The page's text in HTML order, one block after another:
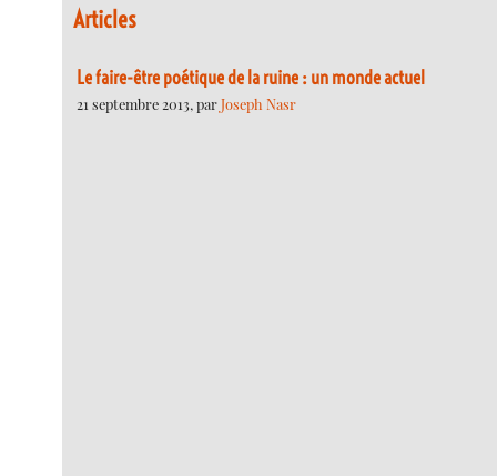
Articles
Le faire-être poétique de la ruine : un monde actuel
21 septembre 2013, parJoseph Nasr